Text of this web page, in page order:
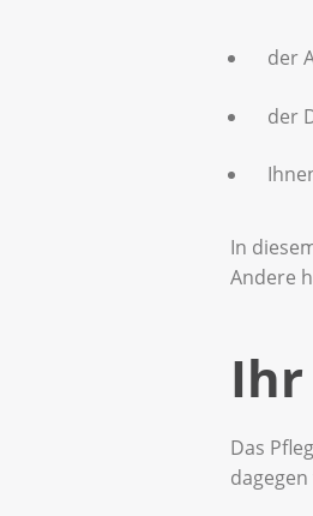
der
der
In
Andere
Das